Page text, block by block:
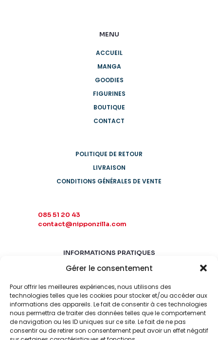
Gérer le consentement
Pour offrir les meilleures expériences, nous utilisons des
technologies telles que les cookies pour stocker et/ou accéder aux
informations des appareils. Le fait de consentir à ces technologies
nous permettra de traiter des données telles que le comportement
de navigation ou les ID uniques sur ce site. Le fait de ne pas
consentir ou de retirer son consentement peut avoir un effet négatif
MENU
ACCUEIL
MANGA
GOODIES
FIGURINES
BOUTIQUE
CONTACT
POLITIQUE DE RETOUR
LIVRAISON
CONDITIONS GÉNÉRALES DE VENTE
085 51 20 43
contact@nipponzilla.com
INFORMATIONS PRATIQUES
MARDI-SAMEDI
LUNDI-DIMANCHE
FERMÉ